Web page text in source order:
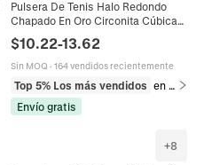
Pulsera De Tenis Halo Redondo
Chapado En Oro Circonita Cúbica
Para Mujeres Hombres
$10.22-13.62
Sin MOQ · 164 vendidos recientemente
Top 5% Los más vendidos
Envío gratis
+8